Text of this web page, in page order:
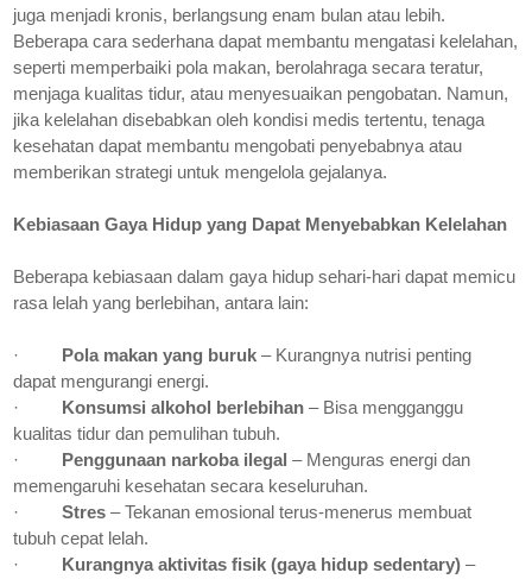
juga menjadi kronis, berlangsung enam bulan atau lebih.
Beberapa cara sederhana dapat membantu mengatasi kelelahan,
seperti memperbaiki pola makan, berolahraga secara teratur,
menjaga kualitas tidur, atau menyesuaikan pengobatan. Namun,
jika kelelahan disebabkan oleh kondisi medis tertentu, tenaga
kesehatan dapat membantu mengobati penyebabnya atau
memberikan strategi untuk mengelola gejalanya.
Kebiasaan Gaya Hidup yang Dapat Menyebabkan Kelelahan
Beberapa kebiasaan dalam gaya hidup sehari-hari dapat memicu
rasa lelah yang berlebihan, antara lain:
· Pola makan yang buruk – Kurangnya nutrisi penting
dapat mengurangi energi.
·
Konsumsi alkohol berlebihan – Bisa mengganggu
kualitas tidur dan pemulihan tubuh.
·
Penggunaan narkoba ilegal – Menguras energi dan
memengaruhi kesehatan secara keseluruhan.
·
Stres – Tekanan emosional terus-menerus membuat
tubuh cepat lelah.
·
Kurangnya aktivitas fisik (gaya hidup sedentary) –